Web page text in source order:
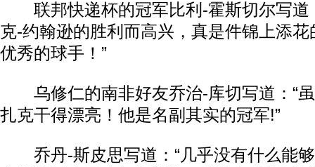
联邦快递杯的冠军比利-霍斯切尔写道
克-约翰逊的胜利而高兴，真是件锦上添
优秀的球手！”
乌修仁的南非好友乔治-库切写道：“虽
扎克干得漂亮！他是名副其实的冠军!”
乔丹-斯皮思写道：“几乎没有什么能够